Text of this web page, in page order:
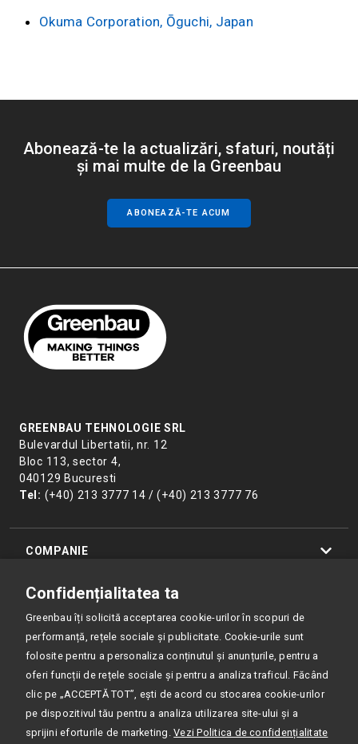
Okuma Corporation, Ōguchi, Japan
Abonează-te la actualizări, sfaturi, noutăți
și mai multe de la Greenbau
ABONEAZĂ-TE ACUM
GREENBAU TEHNOLOGIE SRL
Bulevardul Libertatii, nr. 12
Bloc 113, sector 4,
040129 Bucuresti
Tel: (+40) 213 3777 14 / (+40) 213 3777 76
COMPANIE
PRODUSE
RESURSE
POLITICA DE CONFIDENȚIALITATE
ISO 9001:2015 CERTIFIED
Confidențialitatea ta
Greenbau îți solicită acceptarea cookie-urilor în scopuri de
performanță, rețele sociale și publicitate. Cookie-urile sunt
folosite pentru a personaliza conținutul și anunțurile, pentru a
oferi funcții de rețele sociale și pentru a analiza traficul. Făcând
clic pe „ACCEPTĂ TOT”, ești de acord cu stocarea cookie-urilor
pe dispozitivul tău pentru a analiza utilizarea site-ului și a
sprijini eforturile de marketing.Vezi Politica de confidențialitate